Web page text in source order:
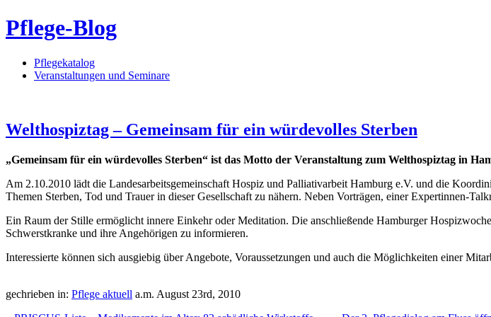
Pflege-Blog
Pflegekatalog
Veranstaltungen und Seminare
Welthospiztag – Gemeinsam für ein würdevolles Sterben
„Gemeinsam für ein würdevolles Sterben“ ist das Motto der Veranstaltung zum Welthospiztag in
Am 2.10.2010 lädt die Landesarbeitsgemeinschaft Hospiz und Palliativarbeit Hamburg e.V. und die
Themen Sterben, Tod und Trauer in dieser Gesellschaft zu nähern. Neben Vorträgen, einer Expertinnen-
Ein Raum der Stille ermöglicht innere Einkehr oder Meditation. Die anschließende Hamburger
Schwerstkranke und ihre Angehörigen zu informieren.
Interessierte können sich ausgiebig über Angebote, Voraussetzungen und auch die Möglichkeiten einer
gechrieben in: Pflege aktuell a.m. August 23rd, 2010